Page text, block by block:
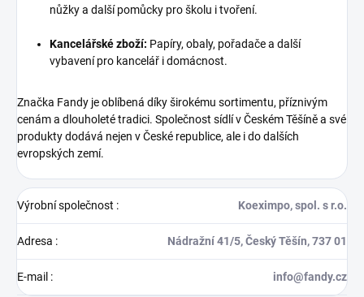
nůžky a další pomůcky pro školu i tvoření.
Kancelářské zboží: Papíry, obaly, pořadače a další
vybavení pro kancelář i domácnost.
Značka Fandy je oblíbená díky širokému sortimentu, příznivým
cenám a dlouholeté tradici. Společnost sídlí v Českém Těšíně a své
produkty dodává nejen v České republice, ale i do dalších
evropských zemí.
Výrobní společnost : Koeximpo, spol. s r.o.
Adresa : Nádražní 41/5, Český Těšín, 737 01
E-mail : info@fandy.cz